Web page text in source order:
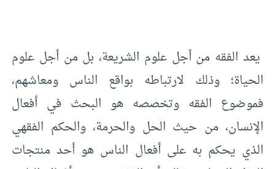
يعد الفقه من أجل علوم الشريعة، بل من أجل علوم
الحياة؛ وذلك لارتباطه بواقع الناس ومعاشهم،
فموضوع الفقه وتخصصه هو البحث في أفعال
الإنسان، من حيث الحل والحرمة، والحكم الفقهي
الذي يحكم به على أفعال الناس هو أحد منتجات